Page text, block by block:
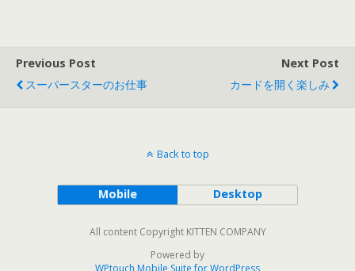
Previous Post
スーパースターのお仕事
Next Post
カードを開く楽しみ
Back to top
Mobile Desktop
All content Copyright KITTEN COMPANY
Powered by